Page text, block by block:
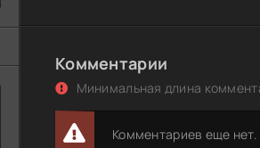
Комментарии
Минимальная длина
Комментариев еще